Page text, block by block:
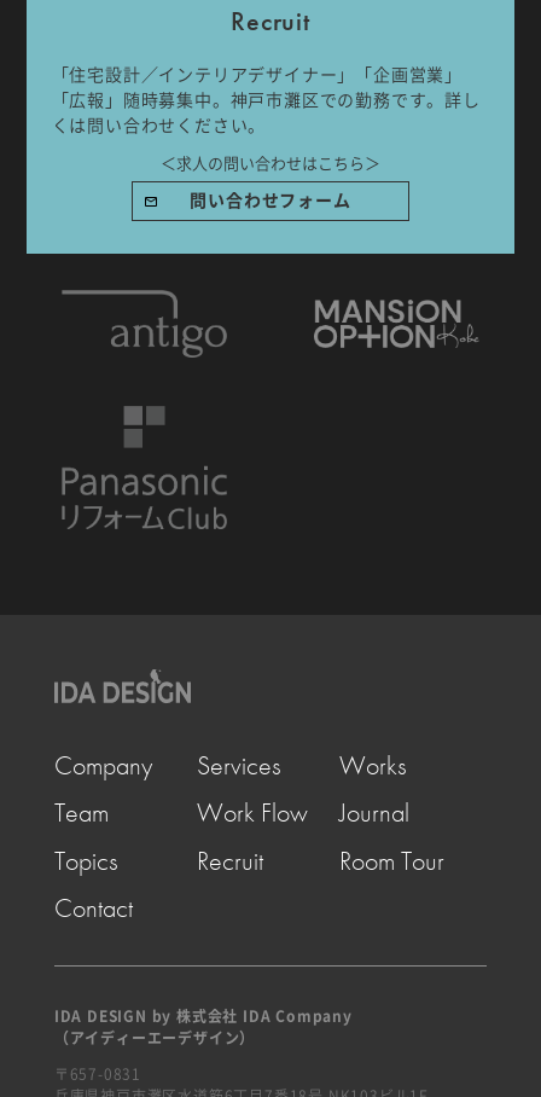
Recruit
「住宅設計／インテリアデザイナー」「企画営業」
「広報」随時募集中。神戸市灘区での勤務です。詳し
くは問い合わせください。
＜求人の問い合わせはこちら＞
問い合わせフォーム
Company Services
Works
Team
Work Flow
Journal
Topics
Recruit
Room Tour
Contact
IDA DESIGN by 株式会社 IDA Company
（アイディーエーデザイン）
〒657-0831
兵庫県神戸市灘区水道筋6丁目7番18号 NK103ビル1F